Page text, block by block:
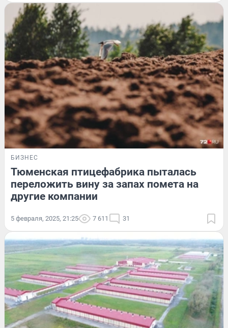
БИЗНЕС
Тюменская птицефабрика пыталась
переложить вину за запах помета на
другие компании
5 февраля, 2025, 21:25 7 611 31